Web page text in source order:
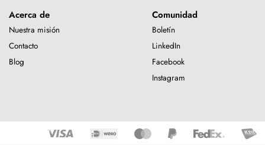
Acerca de
Nuestra misión
Contacto
Blog
Comunidad
Boletín
LinkedIn
Facebook
Instagram